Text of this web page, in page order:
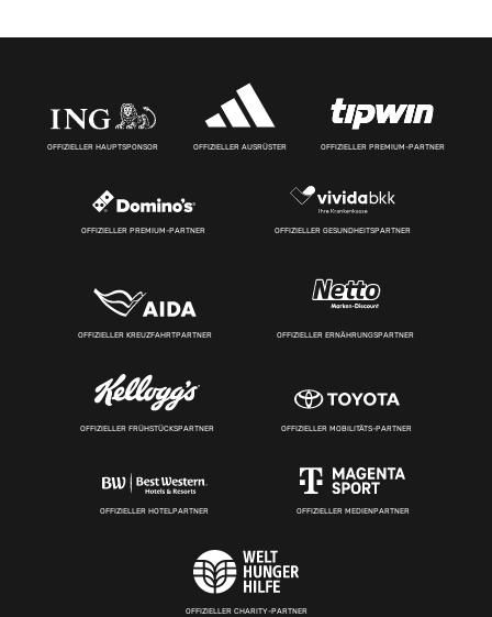
OFFIZIELLER HAUPTSPONSOR OFFIZIELLER AUSRÜSTER OFFIZIELLER PREMIUM-PARTNER
OFFIZIELLER PREMIUM-PARTNER OFFIZIELLER GESUNDHEITSPARTNER
OFFIZIELLER KREUZFAHRTPARTNER OFFIZIELLER ERNÄHRUNGSPARTNER
OFFIZIELLER FRÜHSTÜCKSPARTNER OFFIZIELLER MOBILITÄTS-PARTNER
OFFIZIELLER HOTELPARTNER OFFIZIELLER MEDIENPARTNER
OFFIZIELLER CHARITY-PARTNER